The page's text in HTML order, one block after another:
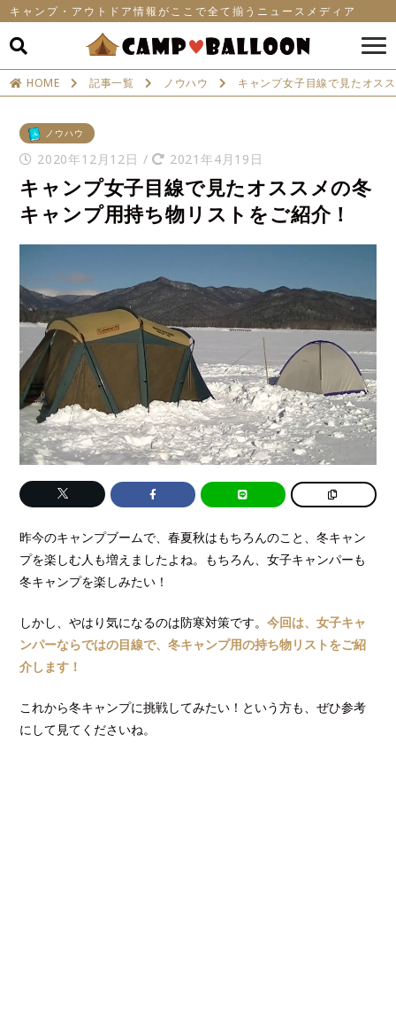
キャンプ・アウトドア情報がここで全て揃うニュースメディア
HOME 記事一覧 ノウハウ キャンプ女子目線で見たオス
ノウハウ
2020年12月12日 / 2021年4月19日
キャンプ女子目線で見たオススメの冬
キャンプ用持ち物リストをご紹介！
昨今のキャンプブームで、春夏秋はもちろんのこと、冬キャン
プを楽しむ人も増えましたよね。もちろん、女子キャンパーも
冬キャンプを楽しみたい！
しかし、やはり気になるのは防寒対策です。今回は、女子キャ
ンパーならではの目線で、冬キャンプ用の持ち物リストをご紹
介します！
これから冬キャンプに挑戦してみたい！という方も、ぜひ参考
にして見てくださいね。